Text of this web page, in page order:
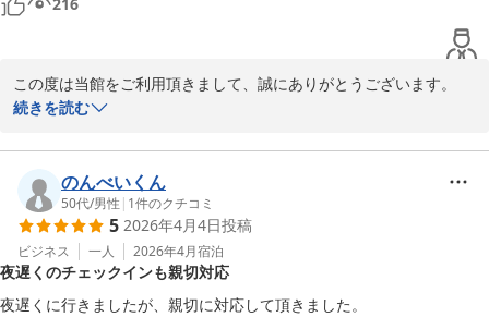
この度は当館をご利用頂きまして、誠にありがとうございます。
嬉しいお言葉を、ありがとうございます。
2026-06-19
続きを読む
のんべいくん
50代/男性 | 1件のクチコミ
5 2026年4月4日投稿
ビジネス 一人 2026年4月宿泊
夜遅くのチェックインも親切対応
夜遅くに行きましたが、親切に対応して頂きました。